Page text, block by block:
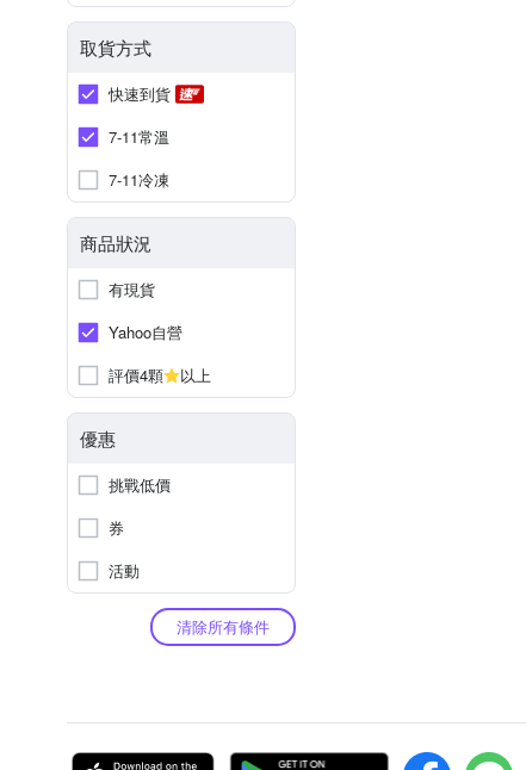
取貨方式
快速到貨
7-11常溫
7-11冷凍
商品狀況
有現貨
Yahoo自營
評價4顆
以上
優惠
挑戰低價
券
活動
清除所有條件